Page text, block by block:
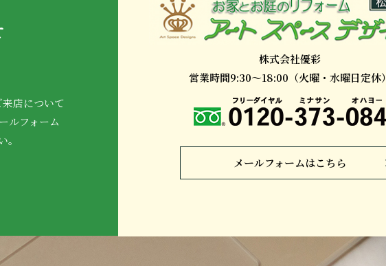
店について
ルフォーム
株式会社優彩
営業時間9:30～18:00（火曜・水曜日定休）
メールフォームはこちら